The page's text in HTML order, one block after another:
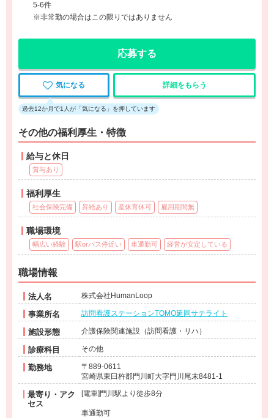
5-6件
※非常勤の場合はこの限りではありません
応募する
気になる 詳細をもらう
過去12か月で1人が「気になる」を押しています
その他の福利厚生・特徴
給与と休日
賞与あり
福利厚生
社会保険完備 昇給あり 産休育休可 雇用期間無
職場環境
幅広い経験 駅orバス停近い 車通勤可 経営が安定している
職場情報
法人名 株式会社HumanLoop
事業所名 訪問看護ステーションTOMO延岡サテライト
施設形態 介護保険関連施設（訪問看護・リハ）
診療科目 その他
勤務地
〒889-0611
宮崎県東臼杵郡門川町大字門川尾末8481-1
最寄り・アク
セス
[電車]門川駅より徒歩8分
車通勤可